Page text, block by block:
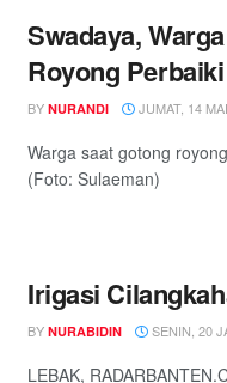
Swadaya,
Royong
BY NURANDI JUMAT, 14
Warga saat gotong
(Foto: Sulaeman)
Irigasi
BY NURABIDIN SENIN, 20
LEBAK,